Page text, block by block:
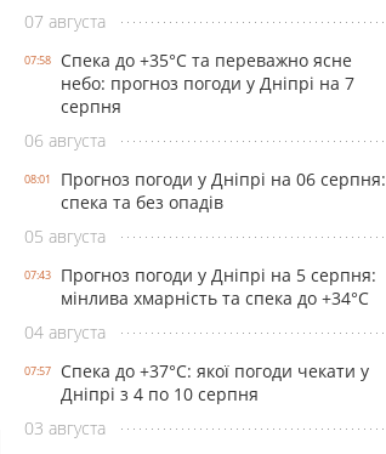
07 августа
07:58
Спека до +35°С та переважно ясне
небо: прогноз погоди у Дніпрі на 7
серпня
06 августа
08:01
Прогноз погоди у Дніпрі на 06 серпня:
спека та без опадів
05 августа
07:43
Прогноз погоди у Дніпрі на 5 серпня:
мінлива хмарність та спека до +34°С
04 августа
07:57
Спека до +37°С: якої погоди чекати у
Дніпрі з 4 по 10 серпня
03 августа